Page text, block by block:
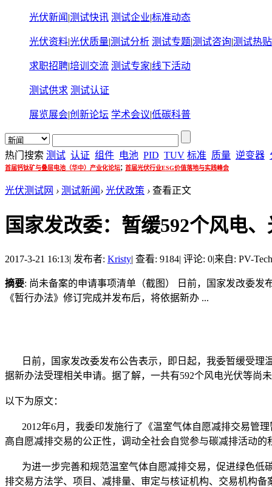
光伏新闻 |测试快讯 测试企业|标准动态
光伏资料|光伏质量|测试分析 测试专题|测试咨询|测试热贴
求职招聘|培训交流 测试专家|线下活动
测试供求 测试认证
展览展会|创新论坛 学术会议|低碳科普
热门搜索 测试 认证 组件 电池 PID TUV 标准 质量 逆变器
首届钙钛矿与叠层电池（华中）产业化论坛; 首届光伏行业ESG价值落地与实践峰会
光伏测试网 › 测试新闻 › 光伏政策 › 查看正文
国家发改委：暂缓592个风电
2017-3-21 16:13| 发布者: Kristy| 查看: 9184| 评论: 0|来自: PV-Tech
摘要: 尚未备案的申请事项清单（截图） 日前，国家发改委
《暂行办法》修订完成并发布后，将依据新办 ...
日前，国家发改委发布公告表示，即日起，我委暂缓受理
据新办法受理相关申请。据了解，一共有592个风电光伏等尚
以下为原文：
2012年6月，我委印发施行了《温室气体自愿减排交易管理
高自愿减排交易的公正性，调动全社会自觉参与碳减排活动
为进一步完善和规范温室气体自愿减排交易，促进绿色低
排交易方法学、项目、减排量、审定与核证机构、交易机构